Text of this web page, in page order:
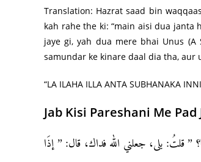
Translation: Hazrat saad bin
kah rahe the ki: “main aisi dua
jaye gi, yah dua mere bhai Unus
samundar ke kinare daal dia tha, aur
“LA ILAHA ILLA ANTA SUBHANAKA
Jab Kisi Pareshani Me
قلتُ: بلى، جعلني الله فداك، قال: ” إذَا